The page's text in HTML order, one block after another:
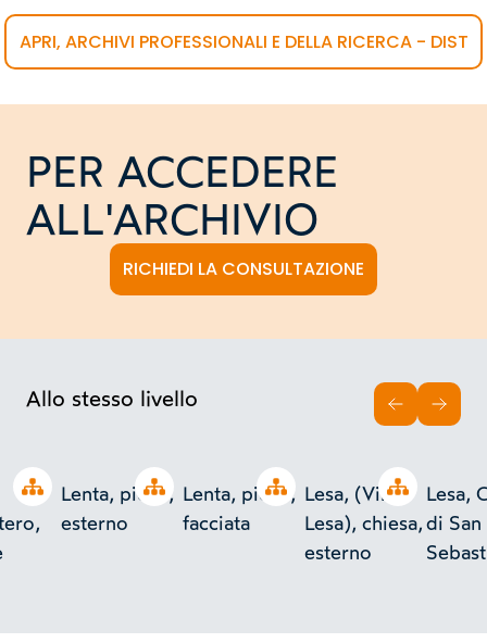
APRI, ARCHIVI PROFESSIONALI E DELLA RICERCA - DIST
PER ACCEDERE
ALL'ARCHIVIO
RICHIEDI LA CONSULTAZIONE
Allo stesso livello
Open tree Open tree
Lenta, pieve,
esterno
Open tree
Lenta, pieve,
facciata
Open tree
Lesa, (Villa
Lesa), chiesa,
esterno
Lesa,
di San
INDIETRO